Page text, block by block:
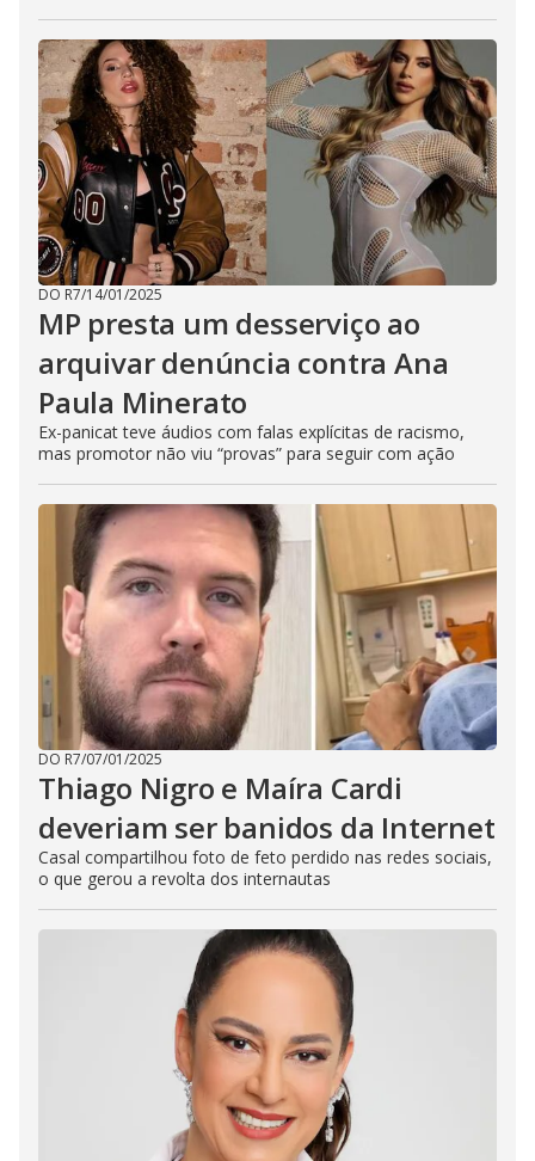
DO R7/14/01/2025
MP presta um desserviço ao
arquivar denúncia contra Ana
Paula Minerato
Ex-panicat teve áudios com falas explícitas de racismo,
mas promotor não viu “provas” para seguir com ação
DO R7/07/01/2025
Thiago Nigro e Maíra Cardi
deveriam ser banidos da Internet
Casal compartilhou foto de feto perdido nas redes sociais,
o que gerou a revolta dos internautas